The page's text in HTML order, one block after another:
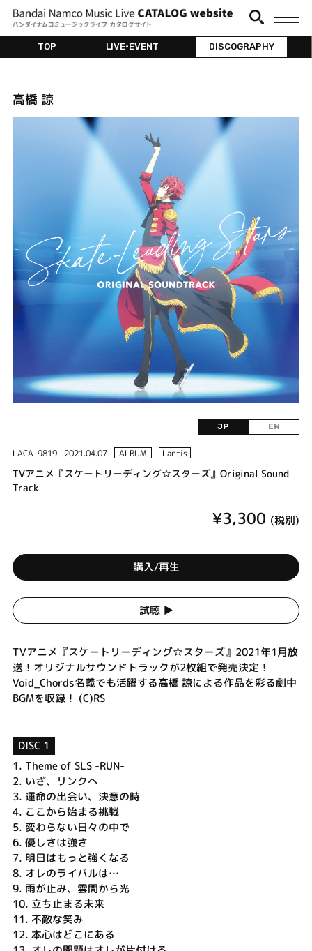
TOP LIVE•EVENT DISCOGRAPHY
高橋 諒
JP EN
LACA-9819 2021.04.07 ALBUM Lantis
TVアニメ『スケートリーディング☆スターズ』Original Sound
Track
¥3,300 (税別)
購入/再生
試聴 ▶︎
TVアニメ『スケートリーディング☆スターズ』2021年1月放
送！オリジナルサウンドトラックが2枚組で発売決定！
Void_Chords名義でも活躍する高橋 諒による作品を彩る劇中
BGMを収録！ (C)RS
DISC 1
1. Theme of SLS -RUN-
2. いざ、リンクへ
3. 運命の出会い、決意の時
4. ここから始まる挑戦
5. 変わらない日々の中で
6. 優しさは強さ
7. 明日はもっと強くなる
8. オレのライバルは…
9. 雨が止み、雲間から光
10. 立ち止まる未来
11. 不敵な笑み
12. 本心はどこにある